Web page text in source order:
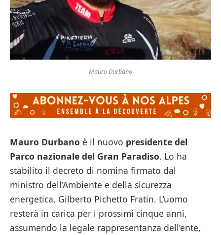
Mauro Durbano
Mauro Durbano è il nuovo presidente del
Parco nazionale del Gran Paradiso. Lo ha
stabilito il decreto di nomina firmato dal
ministro dell’Ambiente e della sicurezza
energetica, Gilberto Pichetto Fratin. L’uomo
resterà in carica per i prossimi cinque anni,
assumendo la legale rappresentanza dell’ente,